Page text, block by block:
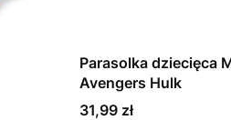
Parasolka dziecięca
Avengers Hulk
Cena
31,99 zł